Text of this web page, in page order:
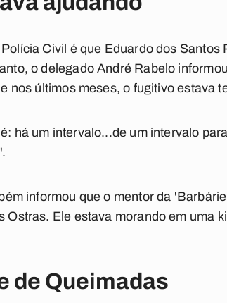
Civil é que Eduardo dos
o delegado André Rabelo
nos últimos meses, o fugitivo estava
há um intervalo...de um intervalo
informou que o mentor da
Ostras. Ele estava morando em uma
de Queimadas